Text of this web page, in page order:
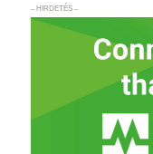
– HIRDETÉS –